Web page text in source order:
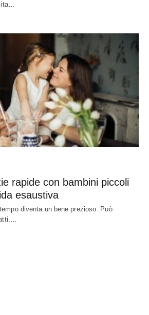
rapide con bambini piccoli
esaustiva
diventa un bene prezioso. Può